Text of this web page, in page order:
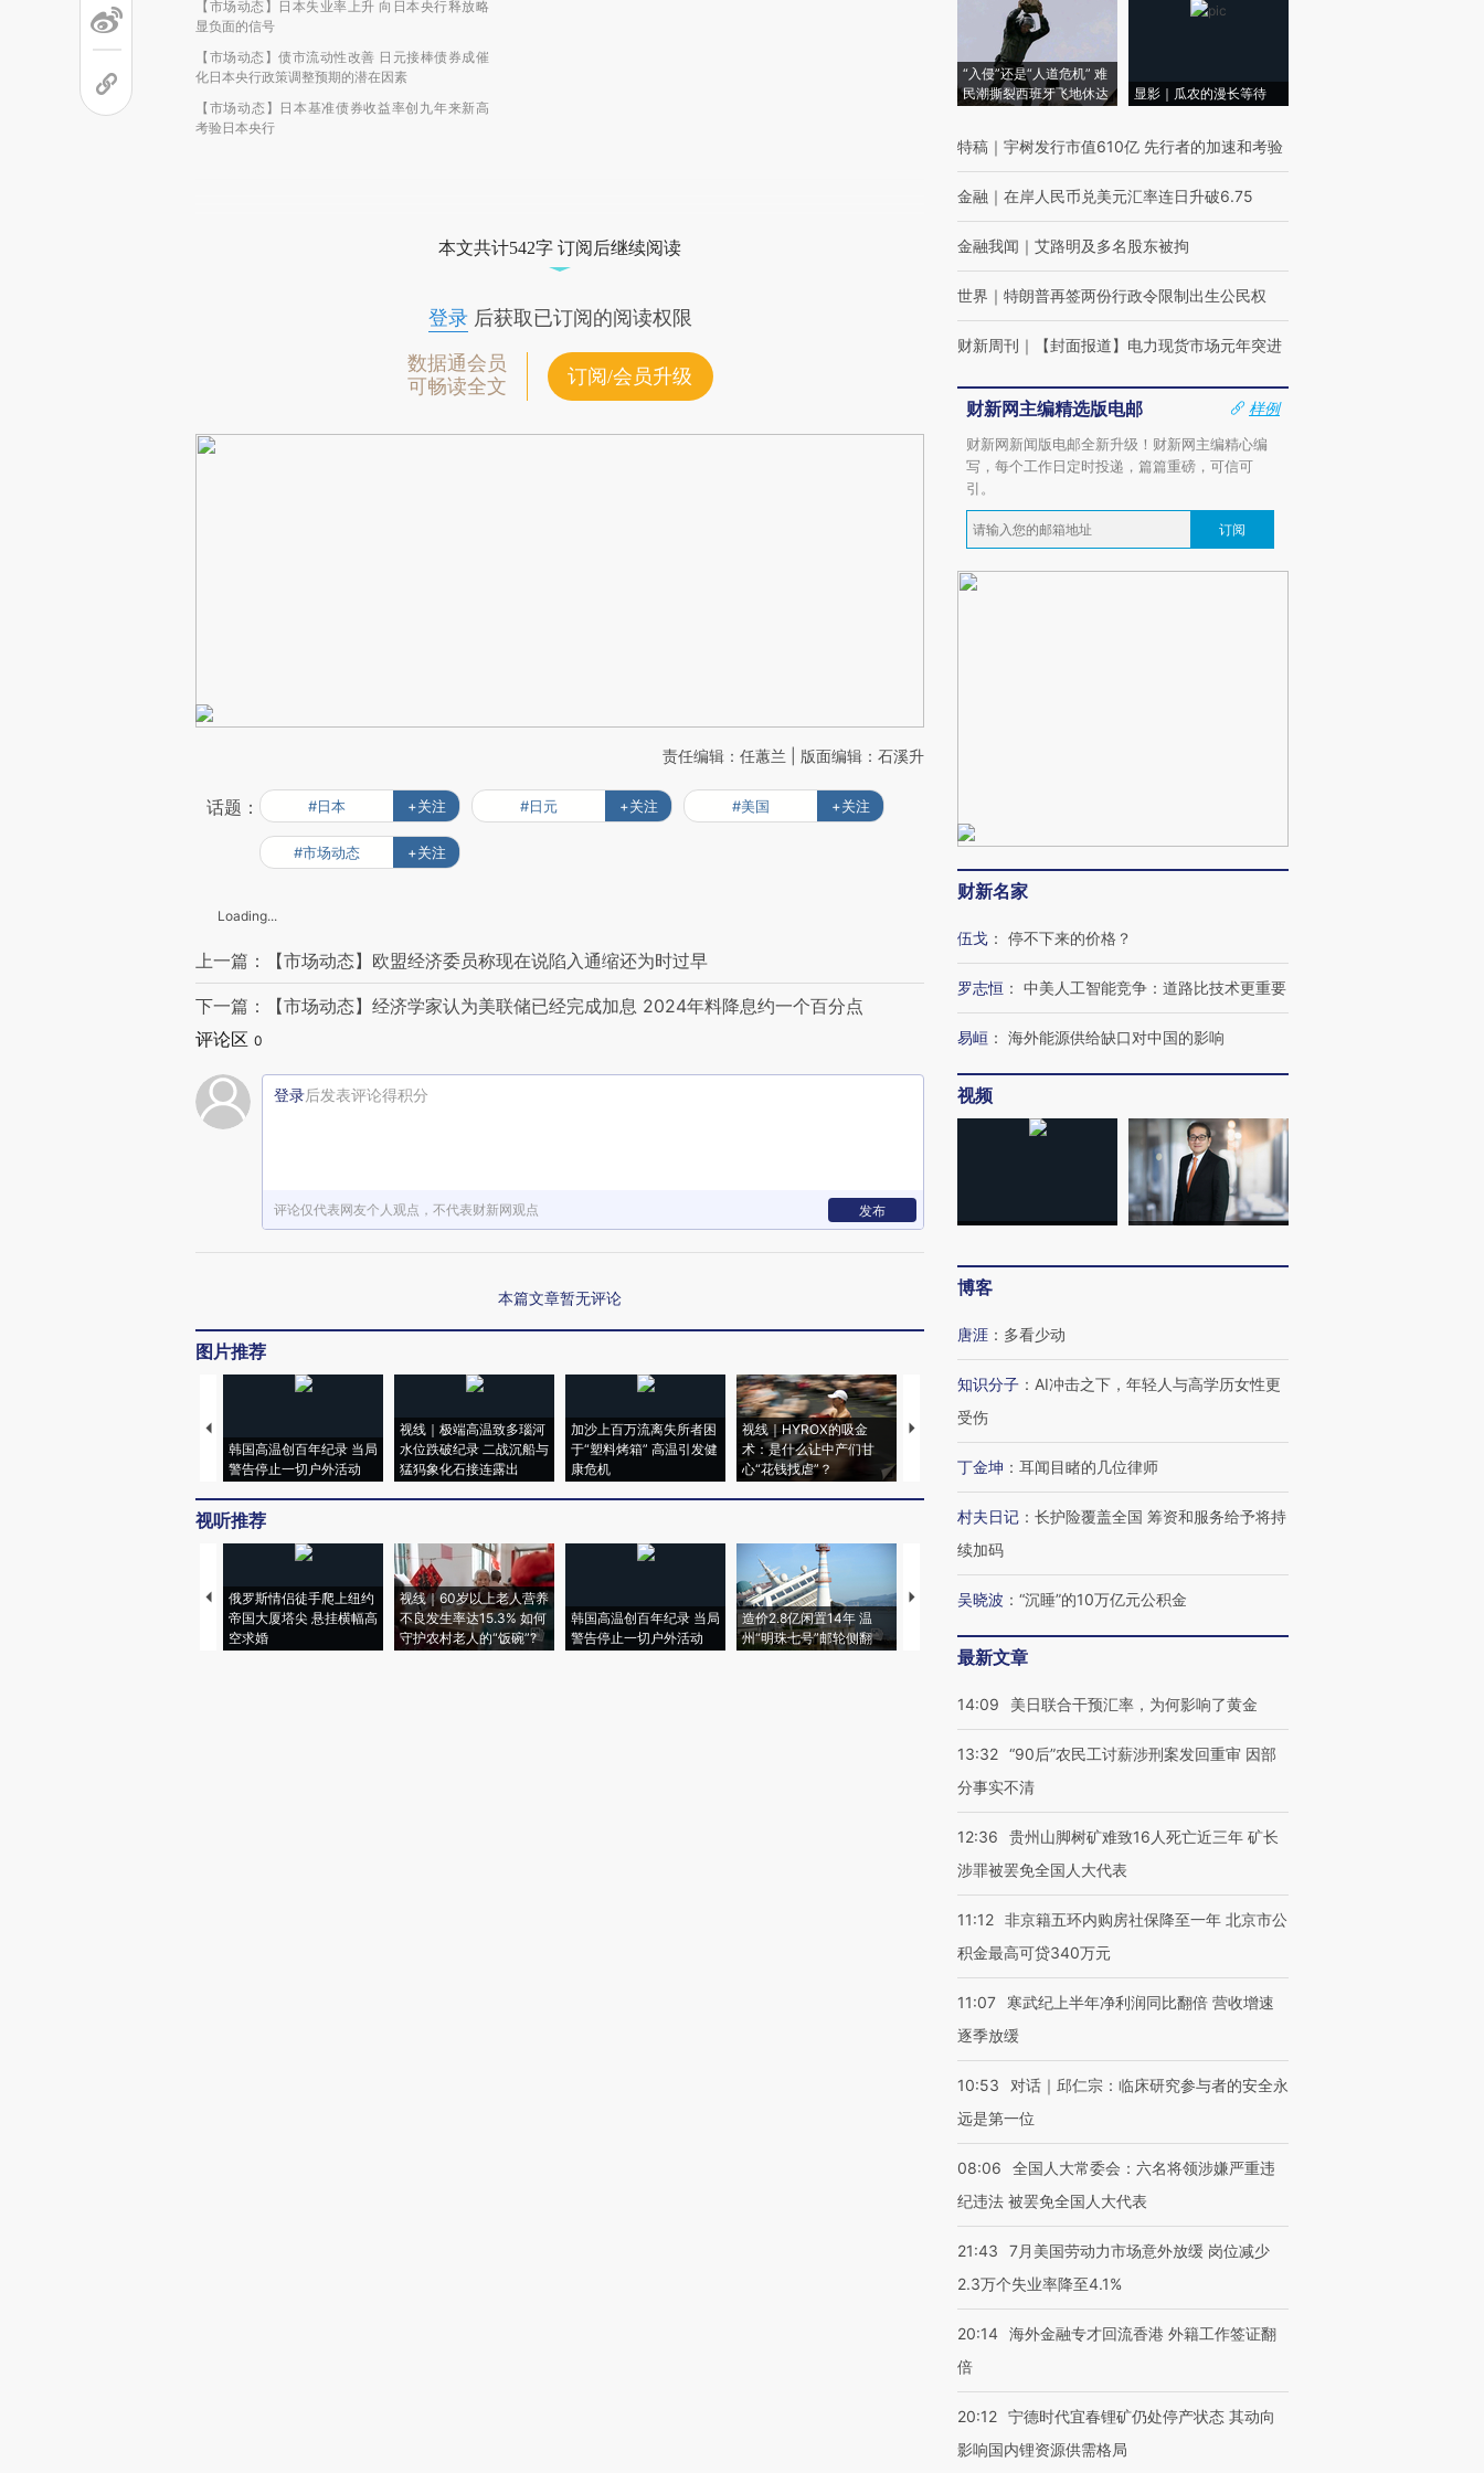
【市场动态】日本失业率上升 向日本央行释放略
显负面的信号
【市场动态】债市流动性改善 日元接棒债券成催
化日本央行政策调整预期的潜在因素
【市场动态】日本基准债券收益率创九年来新高
考验日本央行
本文共计542字 订阅后继续阅读
登录后获取已订阅的阅读权限
数据通会员
可畅读全文
订阅/会员升级
责任编辑：任蕙兰 | 版面编辑：石溪升
话题： #日本 +关注 #日元 +关注 #美国 +关注
#市场动态 +关注
Loading...
上一篇：【市场动态】欧盟经济委员称现在说陷入通缩还为时过早
下一篇：【市场动态】经济学家认为美联储已经完成加息 2024年料降息约一个百分点
评论区 0
登录后发表评论得积分
评论仅代表网友个人观点，不代表财新网观点 发布
本篇文章暂无评论
图片推荐
韩国高温创百年纪录 当局
警告停止一切户外活动
视线｜极端高温致多瑙河
水位跌破纪录 二战沉船与
猛犸象化石接连露出
加沙上百万流离失所者困
于“塑料烤箱” 高温引发健
康危机
视线｜HYROX的吸金
术：是什么让中产们甘
心“花钱找虐”？
马航飞行员跨国走私7万
育部长拱下台
视听推荐
俄罗斯情侣徒手爬上纽约
帝国大厦塔尖 悬挂横幅高
空求婚
视线｜60岁以上老人营养
不良发生率达15.3% 如何
守护农村老人的“饭碗”?
韩国高温创百年纪录 当局
警告停止一切户外活动
造价2.8亿闲置14年 温
州“明珠七号”邮轮侧翻
特朗普出席葬礼疑似打瞌
者“堕落的白痴”
阿根廷3-0阿尔及利亚
猛犸象化石接连露出
“入侵”还是“人道危机” 难
民潮撕裂西班牙飞地休达
显影｜瓜农的漫长等待
特稿 ｜ 宇树发行市值610亿 先行者的加速和考验
金融 ｜ 在岸人民币兑美元汇率连日升破6.75
金融我闻 ｜ 艾路明及多名股东被拘
世界 ｜ 特朗普再签两份行政令限制出生公民权
财新周刊 ｜ 【封面报道】电力现货市场元年突进
财新网主编精选版电邮
样例
财新网新闻版电邮全新升级！财新网主编精心编
写，每个工作日定时投递，篇篇重磅，可信可
引。
订阅
财新名家
伍戈 ： 停不下来的价格？
罗志恒 ： 中美人工智能竞争：道路比技术更重要
易峘 ： 海外能源供给缺口对中国的影响
视频
博客
唐涯 ： 多看少动
知识分子 ： AI冲击之下，年轻人与高学历女性更
受伤
丁金坤 ： 耳闻目睹的几位律师
村夫日记 ： 长护险覆盖全国 筹资和服务给予将持
续加码
吴晓波 ： “沉睡”的10万亿元公积金
最新文章
14:09 美日联合干预汇率，为何影响了黄金
13:32 “90后”农民工讨薪涉刑案发回重审 因部
分事实不清
12:36
贵州山脚树矿难致16人死亡近三年 矿长
涉罪被罢免全国人大代表
11:12 非京籍五环内购房社保降至一年 北京市公
积金最高可贷340万元
11:07
寒武纪上半年净利润同比翻倍 营收增速
逐季放缓
10:53
对话｜邱仁宗：临床研究参与者的安全永
远是第一位
08:06
全国人大常委会：六名将领涉嫌严重违
纪违法 被罢免全国人大代表
21:43
7月美国劳动力市场意外放缓 岗位减少
2.3万个失业率降至4.1%
20:14 海外金融专才回流香港 外籍工作签证翻
倍
20:12 宁德时代宜春锂矿仍处停产状态 其动向
影响国内锂资源供需格局